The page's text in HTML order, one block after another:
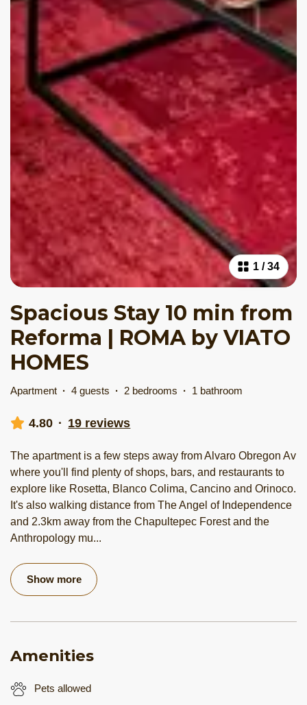
1 /34
Spacious Stay 10 min from
Reforma | ROMA by VIATO
HOMES
Apartment · 4 guests · 2 bedrooms · 1 bathroom
4.80 · 19 reviews
The apartment is a few steps away from Alvaro Obregon Av
where you'll find plenty of shops, bars, and restaurants to
explore like Rosetta, Blanco Colima, Cancino and Orinoco.
It's also walking distance from The Angel of Independence
and 2.3km away from the Chapultepec Forest and the
Anthropology mu...
Show more
Amenities
Pets allowed